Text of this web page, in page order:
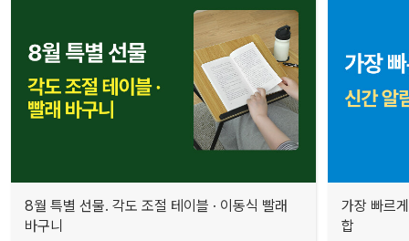
8월 특별 선물. 각도 조절 테이블 · 이동식 빨래
바구니
가장 빠르
합